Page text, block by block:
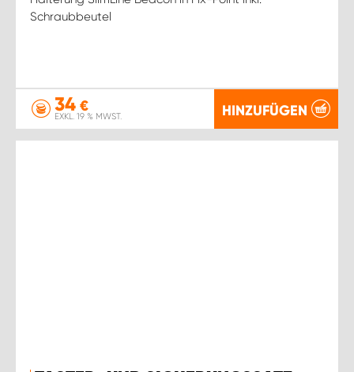
Schraubbeutel
34 €
EXKL. 19 % MWST. HINZUFÜGEN